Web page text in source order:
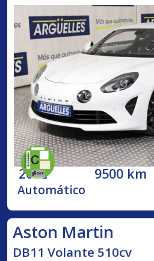
2022 9500 km
Automático
Aston Martin
DB11 Volante 510cv